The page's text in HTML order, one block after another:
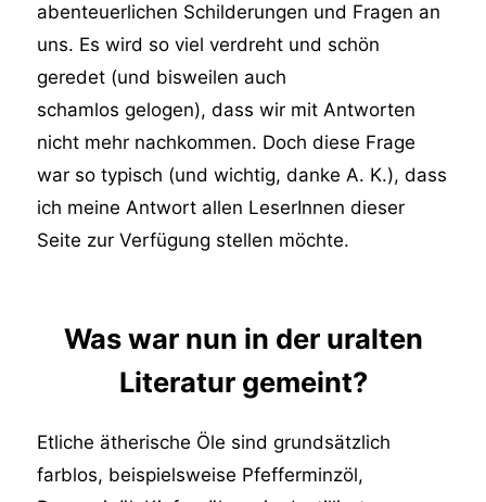
abenteuerlichen Schilderungen und Fragen an
uns. Es wird so viel verdreht und schön
geredet (und bisweilen auch
schamlos gelogen), dass wir mit Antworten
nicht mehr nachkommen. Doch diese Frage
war so typisch (und wichtig, danke A. K.), dass
ich meine Antwort allen LeserInnen dieser
Seite zur Verfügung stellen möchte.
Was war nun in der uralten
Literatur gemeint?
Etliche ätherische Öle sind grundsätzlich
farblos, beispielsweise Pfefferminzöl,